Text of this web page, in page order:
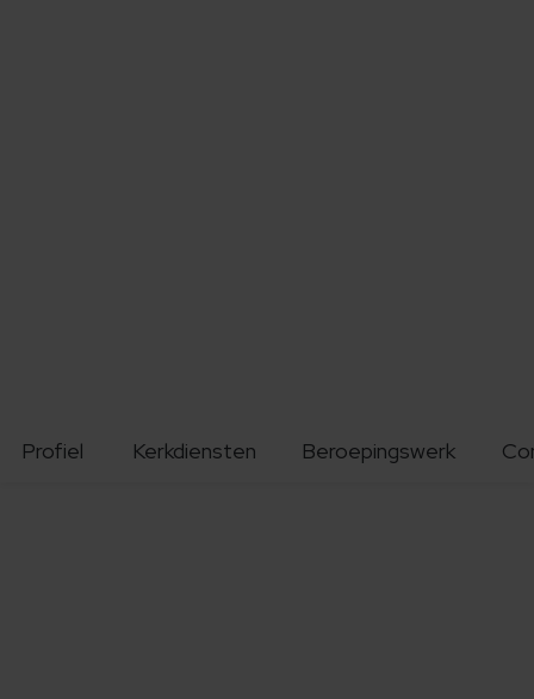
Profiel Kerkdiensten Beroepingswerk